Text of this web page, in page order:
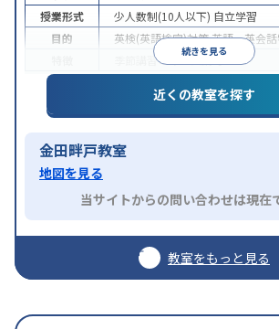
続きを見る
授業形式
少人数制(10人以下) 自立学習
目的
英検(英語検定)対策英語・英会
季節講習のみの受講可
近くの教室を探す
金田畔戸教室
地図を見る
当サイトからの問い合わせは現在
教室をもっと見る